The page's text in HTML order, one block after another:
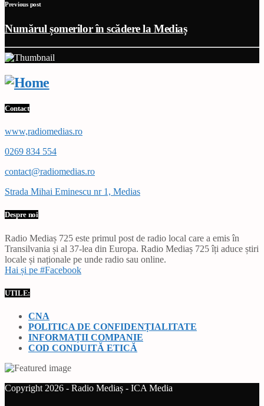
Previous post
Numărul șomerilor în scădere la Mediaș
Contact
www,radiomedias.ro
0269 834 554
contact@radiomedias.ro
Strada Mihai Eminescu nr 1, Medias
Despre noi
Radio Mediaș 725 este primul post de radio local care a emis în
Transilvania și al 37-lea din Europa. Radio Mediaș 725 îți aduce știri
locale și naționale pe unde radio sau online.
Hai și pe #Facebook
UTILE:
CNA
POLITICA DE CONFIDENȚIALITATE
INFORMAȚII COMPANIE
COD CONDUITĂ ETICĂ
Copyright 2026 - Radio Mediaș - ICA Media